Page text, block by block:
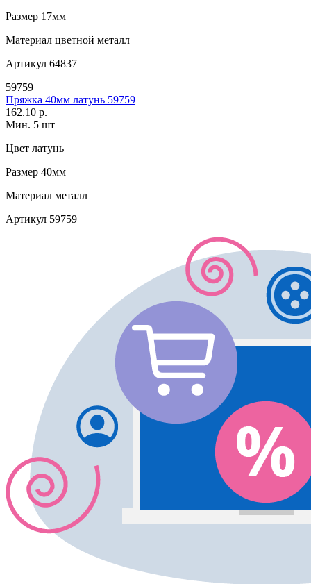
Размер 17мм
Материал цветной металл
Артикул 64837
59759
Пряжка 40мм латунь 59759
162.10 р.
Мин. 5 шт
Цвет латунь
Размер 40мм
Материал металл
Артикул 59759